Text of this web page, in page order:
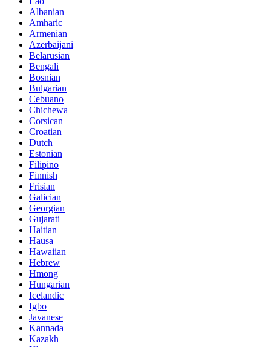
Albanian
Amharic
Armenian
Azerbaijani
Belarusian
Bengali
Bosnian
Bulgarian
Cebuano
Chichewa
Corsican
Croatian
Dutch
Estonian
Filipino
Finnish
Frisian
Galician
Georgian
Gujarati
Haitian
Hausa
Hawaiian
Hebrew
Hmong
Hungarian
Icelandic
Igbo
Javanese
Kannada
Kazakh